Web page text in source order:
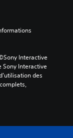
Interactive
Sony Interactive
des